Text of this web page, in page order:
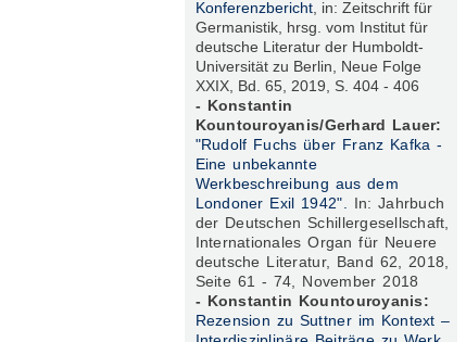
Konferenzbericht, in: Zeitschrift für
Germanistik, hrsg. vom Institut für
deutsche Literatur der Humboldt-
Universität zu Berlin, Neue Folge
XXIX, Bd. 65, 2019, S. 404 - 406
- Konstantin
Kountouroyanis/Gerhard Lauer:
"Rudolf Fuchs über Franz Kafka -
Eine unbekannte
Werkbeschreibung aus dem
Londoner Exil 1942". In: Jahrbuch
der Deutschen Schillergesellschaft,
Internationales Organ für Neuere
deutsche Literatur, Band 62, 2018,
Seite 61 - 74, November 2018
- Konstantin Kountouroyanis:
Rezension zu Suttner im Kontext –